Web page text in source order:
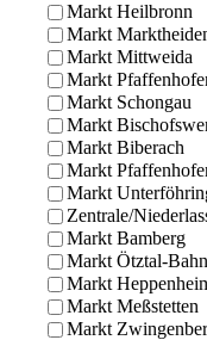
Markt Heilbronn
Markt
Markt Mittweida
Markt
Markt Schongau
Markt
Markt Biberach
Markt
Markt
Zentrale/
Markt Bamberg
Markt Ötztal-
Markt
Markt Meßstetten
Markt